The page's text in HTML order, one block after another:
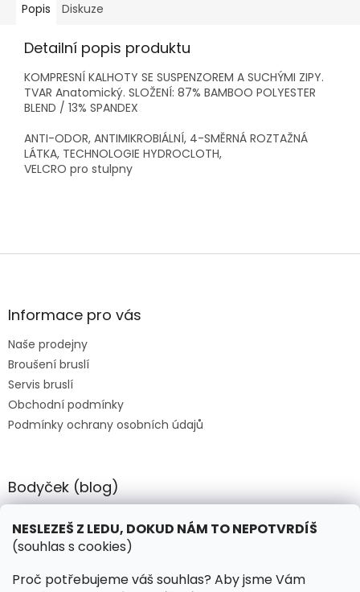
NESLEZEŠ Z LEDU, DOKUD NÁM TO NEPOTVRDÍŠ
(souhlas s cookies)
Proč potřebujeme váš souhlas? Aby jsme Vám
Popis Diskuze
Detailní popis produktu
KOMPRESNÍ KALHOTY SE SUSPENZOREM A SUCHÝMI ZIPY.
TVAR Anatomický. SLOŽENÍ: 87% BAMBOO POLYESTER
BLEND / 13% SPANDEX
ANTI-ODOR, ANTIMIKROBIÁLNÍ, 4-SMĚRNÁ ROZTAŽNÁ
LÁTKA, TECHNOLOGIE HYDROCLOTH,
VELCRO pro stulpny
Z
aInformace pro vás
Naše prodejny
Broušení bruslí
Servis bruslí
Obchodní podmínky
Podmínky ochrany osobních údajů
Bodyček (blog)
BIOSTEEL - Kdy je vhodné pít protein?
Kontakt